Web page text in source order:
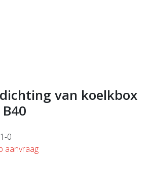
van koelkbox
0
aanvraag